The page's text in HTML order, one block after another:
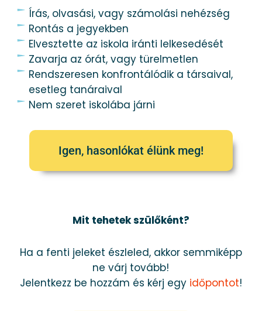
Írás, olvasási, vagy számolási nehézség
Rontás a jegyekben
Elvesztette az iskola iránti lelkesedését
Zavarja az órát, vagy türelmetlen
Rendszeresen konfrontálódik a társaival,
esetleg tanáraival
Nem szeret iskolába járni
Igen, hasonlókat élünk meg!
Mit tehetek szülőként?
Ha a fenti jeleket észleled, akkor semmiképp
ne várj tovább!
Jelentkezz be hozzám és kérj egy időpontot!